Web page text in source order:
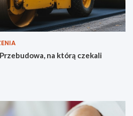
na którą czekali